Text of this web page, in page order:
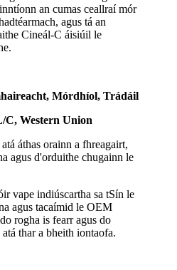
an cumas ceallraí mór
agus tá an
Cineál-C áisiúil le
Mórdhíol, Trádáil
C, Western Union
áthas orainn a fhreagairt,
agus d'orduithe chugainn le
vape indiúscartha sa tSín le
agus tacaímid le OEM
rogha is fearr agus do
thar a bheith iontaofa.